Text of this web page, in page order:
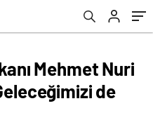
Mehmet Nuri
de